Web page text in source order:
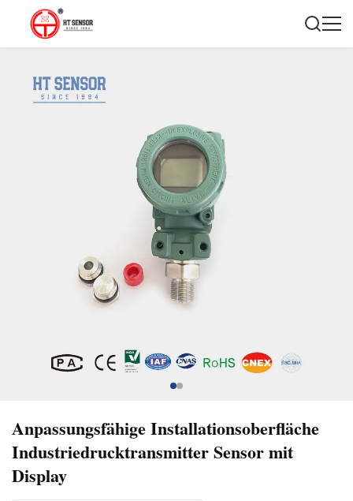
Anpassungsfähige Installationsoberfläche
Industriedrucktransmitter Sensor mit
Display